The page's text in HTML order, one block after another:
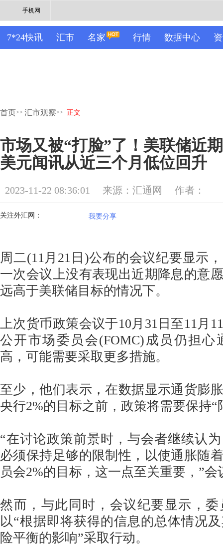
手机网
7*24快讯 汇市 名家 行情 数据中心
首页>> 汇市观察>> 正文
市场又被“打脸”了！美联储近
美元闻讯从近三个月低位回升
2023-11-22 08:36:01 来源：汇通网 作者：
关注外汇网： 我要分享
周二(11月21日)公布的会议纪要显示
一次会议上没有表现出近期降息的意
远高于美联储目标的情况下。
上次货币政策会议于10月31日至11月
公开市场委员会(FOMC)成员仍担心
高，可能需要采取更多措施。
至少，他们表示，在数据显示通货膨
央行2%的目标之前，政策将需要保持“
“在讨论政策前景时，与会者继续认
必须保持足够的限制性，以使通胀随
员会2%的目标，这一点至关重要，”会
然而，与此同时，会议纪要显示，
以“根据即将获得的信息的总体情况
险平衡的影响”采取行动。